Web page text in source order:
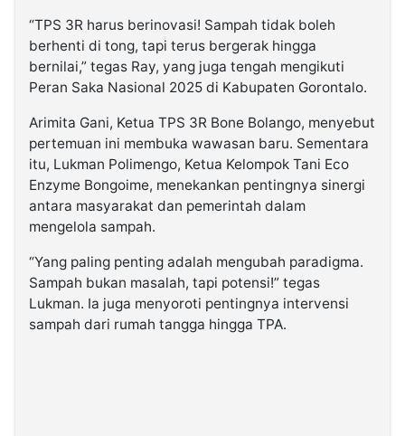
“TPS 3R harus berinovasi! Sampah tidak boleh
berhenti di tong, tapi terus bergerak hingga
bernilai,” tegas Ray, yang juga tengah mengikuti
Peran Saka Nasional 2025 di Kabupaten Gorontalo.
Arimita Gani, Ketua TPS 3R Bone Bolango, menyebut
pertemuan ini membuka wawasan baru. Sementara
itu, Lukman Polimengo, Ketua Kelompok Tani Eco
Enzyme Bongoime, menekankan pentingnya sinergi
antara masyarakat dan pemerintah dalam
mengelola sampah.
“Yang paling penting adalah mengubah paradigma.
Sampah bukan masalah, tapi potensi!” tegas
Lukman. Ia juga menyoroti pentingnya intervensi
sampah dari rumah tangga hingga TPA.